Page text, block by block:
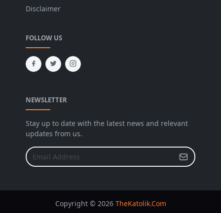
Disclaimer
FOLLOW US
NEWSLETTER
Stay up to date with the latest news and relevant
updates from us.
Copyright © 2026 TheKatolik.Com